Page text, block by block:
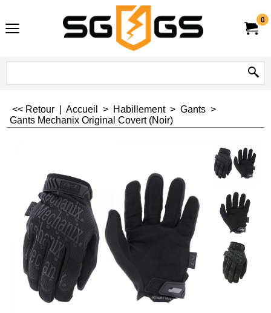
0
<< Retour Accueil > Habillement> Gants >
Gants Mechanix Original Covert (Noir)